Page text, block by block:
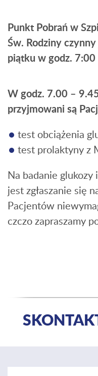
Punkt Pobrań w
Św. Rodziny
piątku w godz.
W godz. 7.00 –
przyjmowani są
test obciążenia
test prolaktyny z
Na badanie
jest zgłaszanie się
Pacjentów
czczo zapraszamy